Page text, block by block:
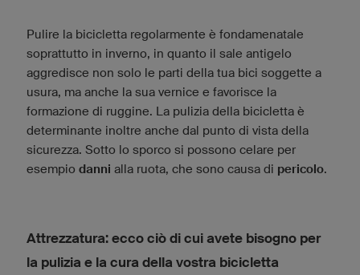
Pulire la bicicletta regolarmente è fondamenatale
soprattutto in inverno, in quanto il sale antigelo
aggredisce non solo le parti della tua bici soggette a
usura, ma anche la sua vernice e favorisce la
formazione di ruggine. La pulizia della bicicletta è
determinante inoltre anche dal punto di vista della
sicurezza. Sotto lo sporco si possono celare per
esempio danni alla ruota, che sono causa di pericolo.
Attrezzatura: ecco ciò di cui avete bisogno per
la pulizia e la cura della vostra bicicletta